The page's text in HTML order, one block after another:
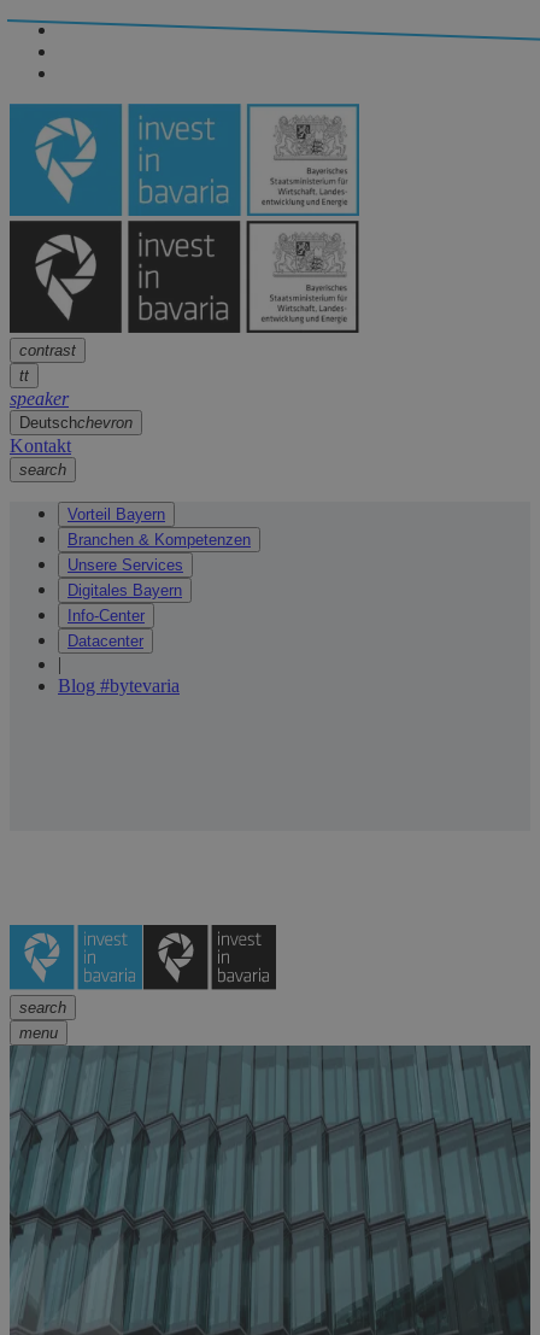
SeitennavigationarrowSeitennavigationarrow
contrast
tt
speaker
Deutschchevron
Kontakt
search
Vorteil Bayern
Branchen & Kompetenzen
Unsere Services
Digitales Bayern
Info-Center
Datacenter
|
Blog #bytevaria
search
menu